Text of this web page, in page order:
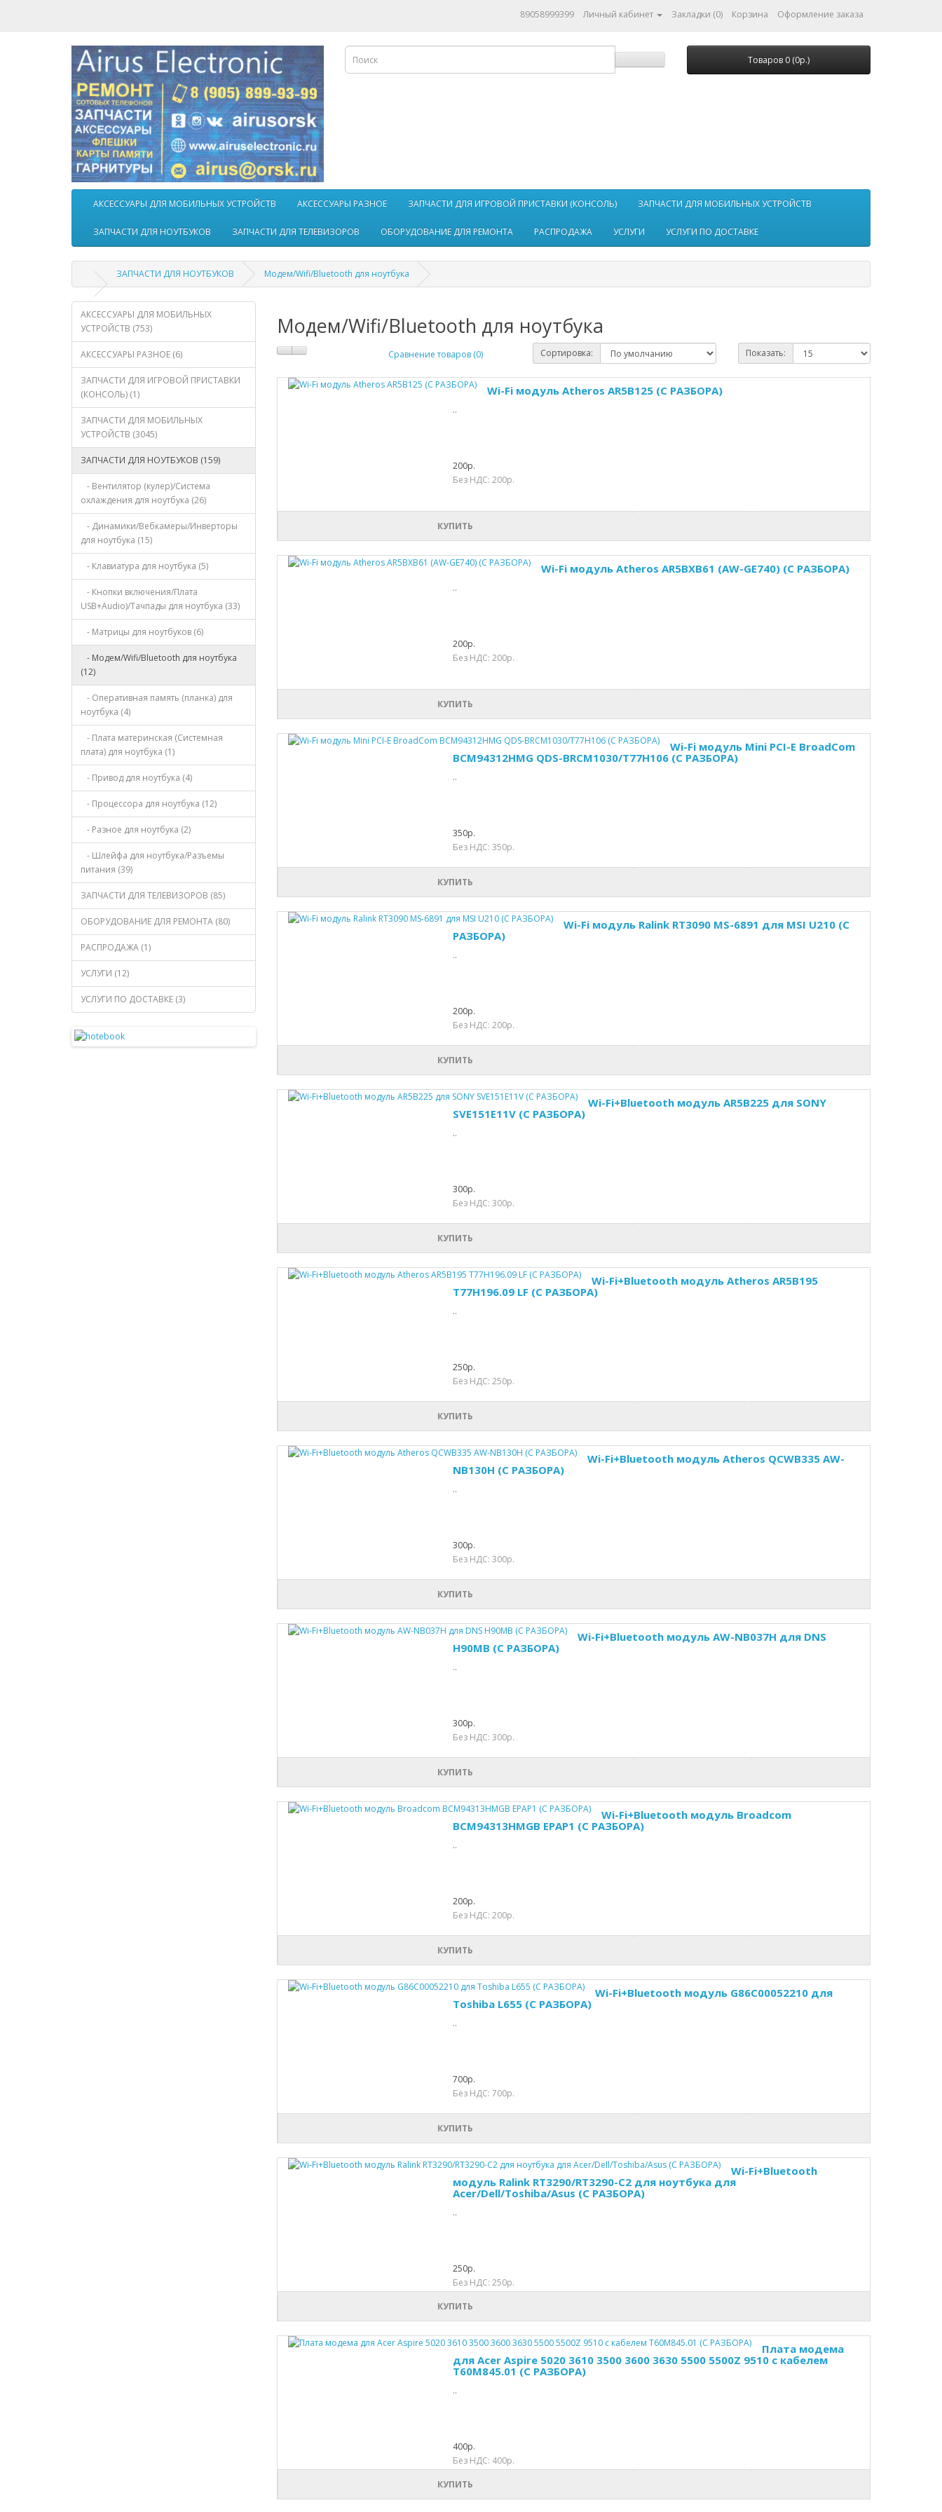
89058999399 Личный кабинет Закладки (0) Корзина Оформление заказа
Товаров 0 (0р.)
АКСЕССУАРЫ ДЛЯ МОБИЛЬНЫХ УСТРОЙСТВ АКСЕССУАРЫ РАЗНОЕ ЗАПЧАСТИ ДЛЯ ИГРОВОЙ ПРИСТАВКИ (КОНСОЛЬ) ЗАПЧАСТИ ДЛЯ МОБИЛЬНЫХ УСТРОЙСТВ
ЗАПЧАСТИ ДЛЯ НОУТБУКОВ ЗАПЧАСТИ ДЛЯ ТЕЛЕВИЗОРОВ ОБОРУДОВАНИЕ ДЛЯ РЕМОНТА РАСПРОДАЖА УСЛУГИ УСЛУГИ ПО ДОСТАВКЕ
ЗАПЧАСТИ ДЛЯ НОУТБУКОВ Модем/Wifi/Bluetooth для ноутбука
АКСЕССУАРЫ ДЛЯ МОБИЛЬНЫХ
УСТРОЙСТВ (753)
АКСЕССУАРЫ РАЗНОЕ (6)
ЗАПЧАСТИ ДЛЯ ИГРОВОЙ ПРИСТАВКИ
(КОНСОЛЬ) (1)
ЗАПЧАСТИ ДЛЯ МОБИЛЬНЫХ
УСТРОЙСТВ (3045)
ЗАПЧАСТИ ДЛЯ НОУТБУКОВ (159)
- Вентилятор (кулер)/Система
охлаждения для ноутбука (26)
- Динамики/Bебкамеры/Инверторы
для ноутбука (15)
- Клавиатура для ноутбука (5)
- Кнопки включения/Плата
USB+Audio)/Тачпады для ноутбука (33)
- Матрицы для ноутбуков (6)
- Модем/Wifi/Bluetooth для ноутбука
(12)
- Оперативная память (планка) для
ноутбука (4)
- Плата материнская (Системная
плата) для ноутбука (1)
- Привод для ноутбука (4)
- Процессора для ноутбука (12)
- Разное для ноутбука (2)
- Шлейфа для ноутбука/Разъемы
питания (39)
ЗАПЧАСТИ ДЛЯ ТЕЛЕВИЗОРОВ (85)
ОБОРУДОВАНИЕ ДЛЯ РЕМОНТА (80)
РАСПРОДАЖА (1)
УСЛУГИ (12)
УСЛУГИ ПО ДОСТАВКЕ (3)
Модем/Wifi/Bluetooth для ноутбука
Сравнение товаров (0) Сортировка: Показать:
Wi-Fi модуль Atheros AR5B125 (С РАЗБОРА)
..
200р.
Без НДС: 200р.
КУПИТЬ
Wi-Fi модуль Atheros AR5BXB61 (AW-GE740) (С РАЗБОРА)
..
200р.
Без НДС: 200р.
КУПИТЬ
Wi-Fi модуль Mini PCI-E BroadCom
BCM94312HMG QDS-BRCM1030/T77H106 (С РАЗБОРА)
..
350р.
Без НДС: 350р.
КУПИТЬ
Wi-Fi модуль Ralink RT3090 MS-6891 для MSI U210 (С
РАЗБОРА)
..
200р.
Без НДС: 200р.
КУПИТЬ
Wi-Fi+Bluetooth модуль AR5B225 для SONY
SVE151E11V (С РАЗБОРА)
..
300р.
Без НДС: 300р.
КУПИТЬ
Wi-Fi+Bluetooth модуль Atheros AR5B195
T77H196.09 LF (С РАЗБОРА)
..
250р.
Без НДС: 250р.
КУПИТЬ
Wi-Fi+Bluetooth модуль Atheros QCWB335 AW-
NB130H (С РАЗБОРА)
..
300р.
Без НДС: 300р.
КУПИТЬ
Wi-Fi+Bluetooth модуль AW-NB037H для DNS
H90MB (С РАЗБОРА)
..
300р.
Без НДС: 300р.
КУПИТЬ
Wi-Fi+Bluetooth модуль Broadcom
BCM94313HMGB EPAP1 (С РАЗБОРА)
..
200р.
Без НДС: 200р.
КУПИТЬ
Wi-Fi+Bluetooth модуль G86C00052210 для
Toshiba L655 (С РАЗБОРА)
..
700р.
Без НДС: 700р.
КУПИТЬ
Wi-Fi+Bluetooth
модуль Ralink RT3290/RT3290-C2 для ноутбука для
Acer/Dell/Toshiba/Asus (С РАЗБОРА)
..
250р.
Без НДС: 250р.
КУПИТЬ
Плата модема
для Acer Aspire 5020 3610 3500 3600 3630 5500 5500Z 9510 с кабелем
T60M845.01 (С РАЗБОРА)
..
400р.
Без НДС: 400р.
КУПИТЬ